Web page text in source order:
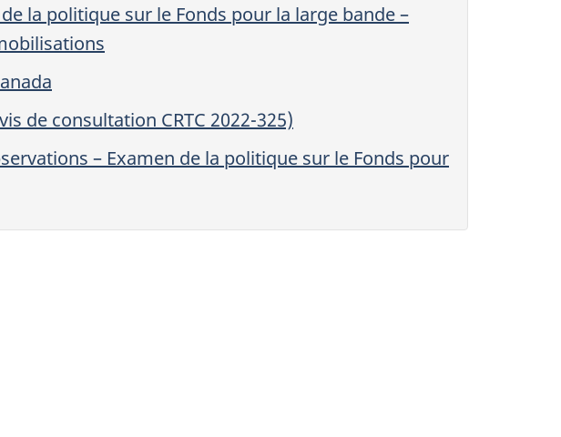
la politique sur le Fonds pour la large bande –
de consultation CRTC 2022-325)
– Examen de la politique sur le Fonds pour